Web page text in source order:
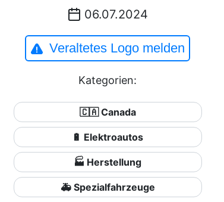
06.07.2024
Veraltetes Logo melden
Kategorien:
🇨🇦 Canada
🔋 Elektroautos
🏭 Herstellung
🚑 Spezialfahrzeuge